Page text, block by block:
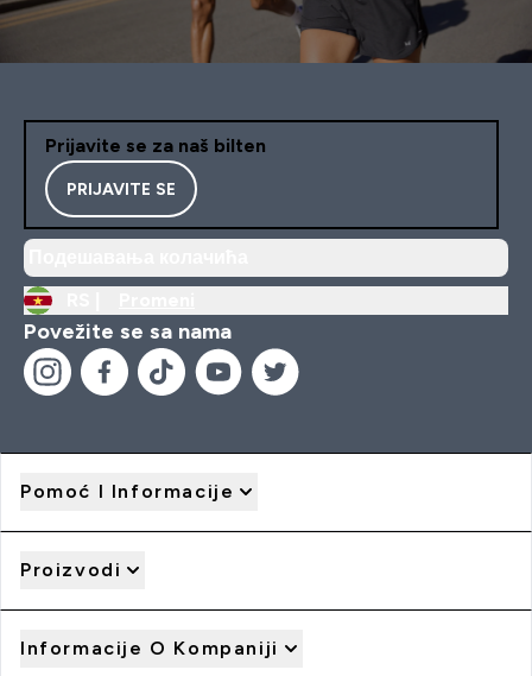
Prijavite se za naš bilten
PRIJAVITE SE
Povežite se sa nama
Pomoć I Informacije
Proizvodi
Informacije O Kompaniji